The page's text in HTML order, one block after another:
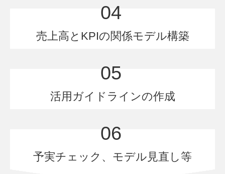
04
売上高とKPIの関係モデル構築
05
活用ガイドラインの作成
06
予実チェック、モデル見直し等